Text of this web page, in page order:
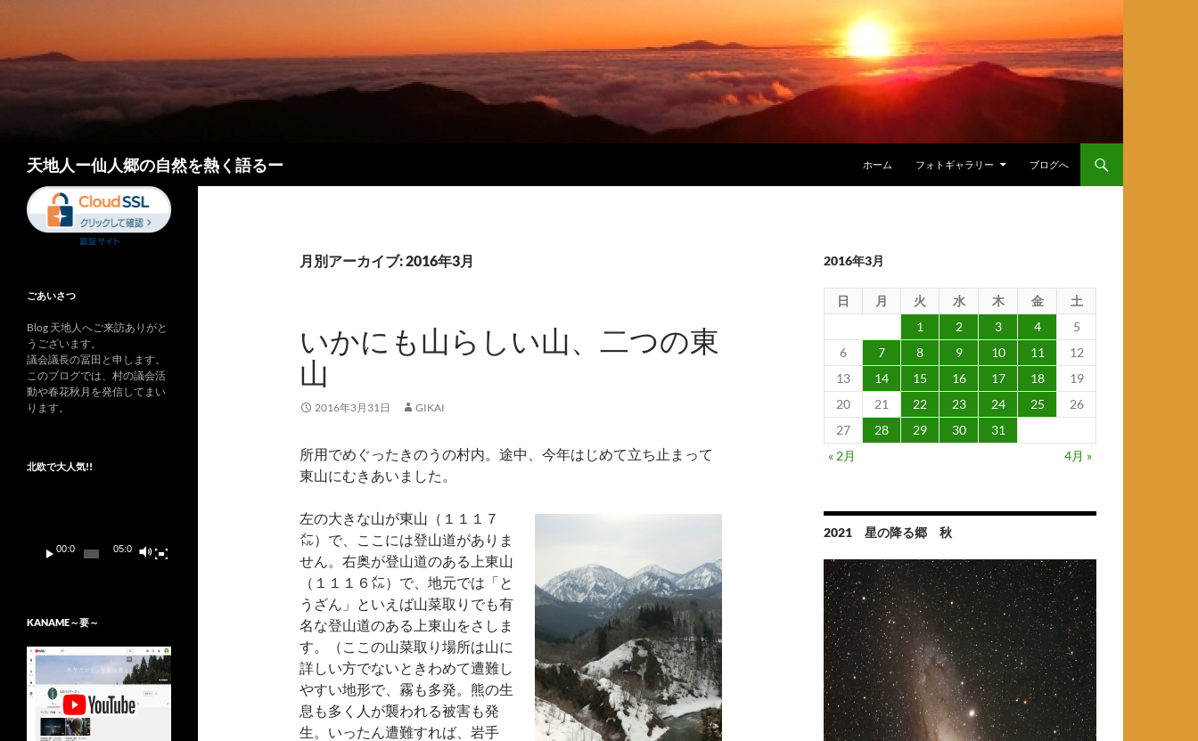
ン
ツ
天地人ー仙人郷の自然を熱く語るー ホーム フォトギャラリー ブログへ
月別アーカイブ: 2016年3月
いかにも山らしい山、二つの東
山
2016年3月31日 GIKAI
所用でめぐったきのうの村内。途中、今年はじめて立ち止まって
東山にむきあいました。
左の大きな山が東山（１１１７
㍍）で、ここには登山道がありま
せん。右奥が登山道のある上東山
（１１１６㍍）で、地元では「と
うざん」といえば山菜取りでも有
名な登山道のある上東山をさしま
す。（ここの山菜取り場所は山に
詳しい方でないときわめて遭難し
やすい地形で、霧も多発。熊の生
息も多く人が襲われる被害も発
生。いったん遭難すれば、岩手
2016年3月
日 月 火 水 木 金
土
1
2 3 4
5
6
7 8 9 10 11
12
13
14 15 16 17 18
19
20
21 22 23 24 25
26
27
28 29 30
31
« 2月
4月 »
2021 星の降る郷 秋
ごあいさつ
Blog 天地人へご来訪ありがと
うございます。
議会議長の冨田と申します。
このブログでは、村の議会活
動や春花秋月を発信してまい
ります。
北欧で大人気!!
00:00 05:03
KANAME～要～